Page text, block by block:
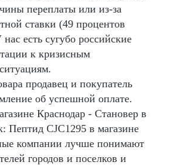
переплаты или из-за
ставки (49 процентов
есть сугубо российские
к кризисным
продавец и покупатель
об успешной оплате.
Краснодар - Становер в
Пептид CJC1295 в магазине
компании лучше понимают
городов и поселков и